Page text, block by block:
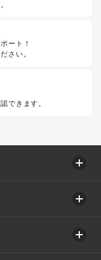
ート！
さい。
できます。